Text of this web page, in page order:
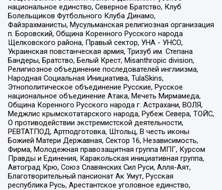
национальное единство, Северное Братство, Клуб
Болельщиков Футбольного Клуба Динамо,
Файзрахманисты, Мусульманская религиозная организация
п. Боровский, Община Коренного Русского народа
Щелковского района, Правый сектор, УНА - УНСО,
Украинская повстанческая армия, Тризуб им. Степана
Бандеры, Братство, Белый Крест, Misanthropic division,
Религиозное объединение последователей инглиизма,
Народная Социальная Инициатива, TulaSkins,
Этнополитическое объединение Русские, Русское
национальное объединение Атака, Мечеть Мирмамеда,
Община Коренного Русского народа г. Астрахани, ВОЛЯ,
Меджлис крымскотатарского народа, Рубеж Севера, ТОЙС,
О противодействии экстремистской деятельности,
РЕВТАТПОД, Артподготовка, Штольц, В честь иконы
Божией Матери Державная, Сектор 16, Независимость,
Фирма, Молодежная правозащитная группа МПГ, Курсом
Правды и Единения, Каракольская инициативная группа,
Автоград Крю, Союз Славянских Сил Руси, Алля-Аят,
Благотворительный пансионат Ак Умут, Русская
республика Русь, Арестантское уголовное единство,